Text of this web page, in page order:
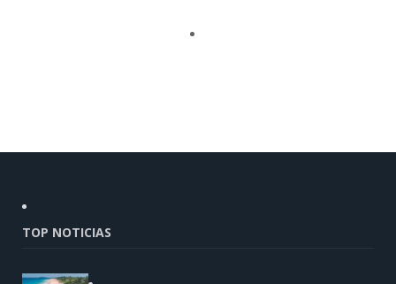
TOP NOTICIAS